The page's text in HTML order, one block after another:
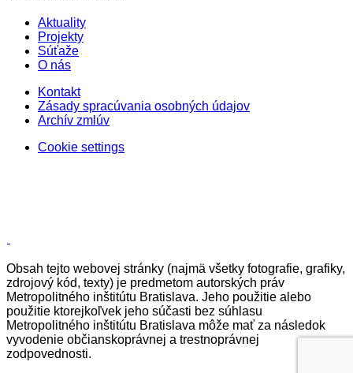
Aktuality
Projekty
Súťaže
O nás
Kontakt
Zásady spracúvania osobných údajov
Archív zmlúv
Cookie settings
Obsah tejto webovej stránky (najmä všetky fotografie, grafiky,
zdrojový kód, texty) je predmetom autorských práv
Metropolitného inštitútu Bratislava. Jeho použitie alebo
použitie ktorejkoľvek jeho súčasti bez súhlasu
Metropolitného inštitútu Bratislava môže mať za následok
vyvodenie občianskoprávnej a trestnoprávnej
zodpovednosti.